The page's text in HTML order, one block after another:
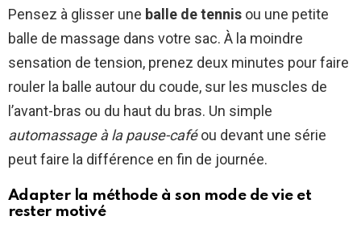
Pensez à glisser une balle de tennis ou une petite
balle de massage dans votre sac. À la moindre
sensation de tension, prenez deux minutes pour faire
rouler la balle autour du coude, sur les muscles de
l’avant-bras ou du haut du bras. Un simple
automassage à la pause-caféou devant une série
peut faire la différence en fin de journée.
Adapter la méthode à son mode de vie et
rester motivé